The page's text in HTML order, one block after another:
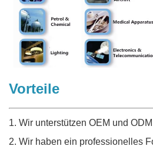
Vorteile
1. Wir unterstützen OEM und
2. Wir haben ein professionelles